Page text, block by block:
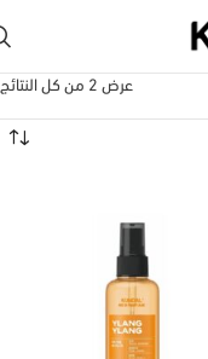
عرض ⁦2⁩ من كل النتائج